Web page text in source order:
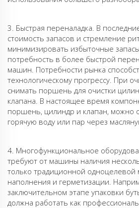
3. Быстрая переналадка. В
стоимость запасов и стремление
минимизировать избыточные
потребность в более быстрой
машин. Потребности рынка
технологическому прогрессу. При
снимать поршень для очистки
клапана. В настоящее время
поршень, цилиндр и клапан, можно
горячую воду или пар через
4. Многофункциональное
требуют от машины наличия
только традиционной
наполнения и герметизации.
заключительном этапе упаковки
должна работать как